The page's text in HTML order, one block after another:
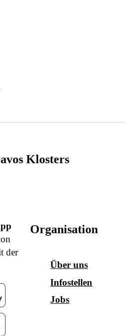
Klosters
der
Organisation
Über uns
Infostellen
Jobs